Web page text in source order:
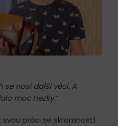
se nosí další věci. A
moc hezky.“
svou práci se skromností